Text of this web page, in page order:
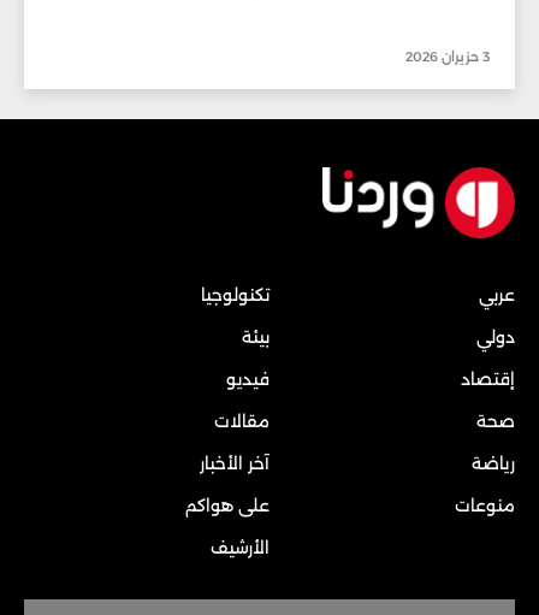
3 حزيران 2026
عربي
دولي
إقتصاد
صحة
رياضة
منوعات
تكنولوجيا
بيئة
فيديو
مقالات
آخر الأخبار
على هواكم
الأرشيف